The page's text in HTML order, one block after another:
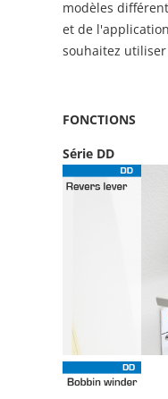
modèles
et de
souhaitez
FONCTIONS
Série DD